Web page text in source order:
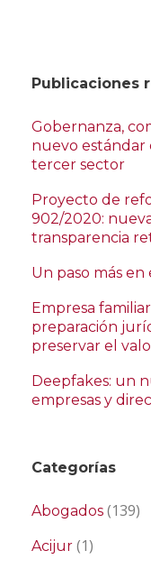
Publicaciones
Gobernanza,
nuevo estándar
tercer sector
Proyecto de
902/2020:
transparencia
Un paso más en
Empresa
preparación
preservar el
Deepfakes: un
empresas y
Categorías
Abogados (139)
Acijur (1)